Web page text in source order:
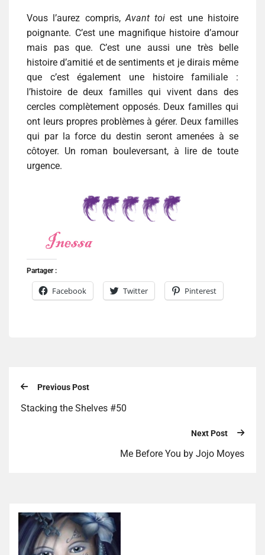
Vous l’aurez compris,Avant toi est une histoire
poignante. C’est une magnifique histoire d’amour
mais pas que. C’est une aussi une très belle
histoire d’amitié et de sentiments et je dirais même
que c’est également une histoire familiale :
l’histoire de deux familles qui vivent dans des
cercles complètement opposés. Deux familles qui
ont leurs propres problèmes à gérer. Deux familles
qui par la force du destin seront amenées à se
côtoyer. Un roman bouleversant, à lire de toute
urgence.
Partager :
Facebook Twitter Pinterest
Previous Post
Stacking the Shelves #50
Next Post
Me Before You by Jojo Moyes